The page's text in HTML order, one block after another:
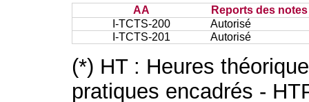
AA
Reports des
I-TCTS-200
Autorisé
I-TCTS-201
Autorisé
(*) HT : Heures
pratiques encadrés -